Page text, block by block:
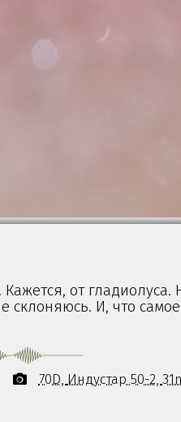
от гладиолуса.
склоняюсь. И, что
70D Индустар 50-2